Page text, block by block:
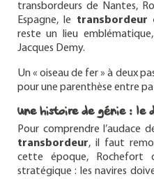
transbordeurs de Nantes,
Espagne, le transbordeur
reste un lieu
Jacques Demy.
Un « oiseau de fer » à deux
pour une parenthèse entre
Une histoire de génie : le
Pour comprendre l’audace
transbordeur, il faut
cette époque, Rochefort
stratégique : les navires